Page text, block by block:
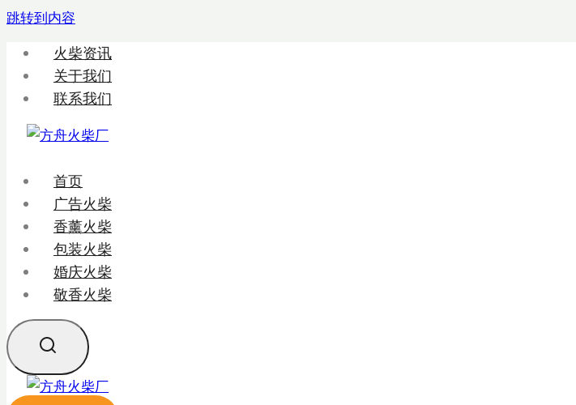
跳转到内容
火柴资讯
关于我们
联系我们
首页
广告火柴
香薰火柴
包装火柴
婚庆火柴
敬香火柴